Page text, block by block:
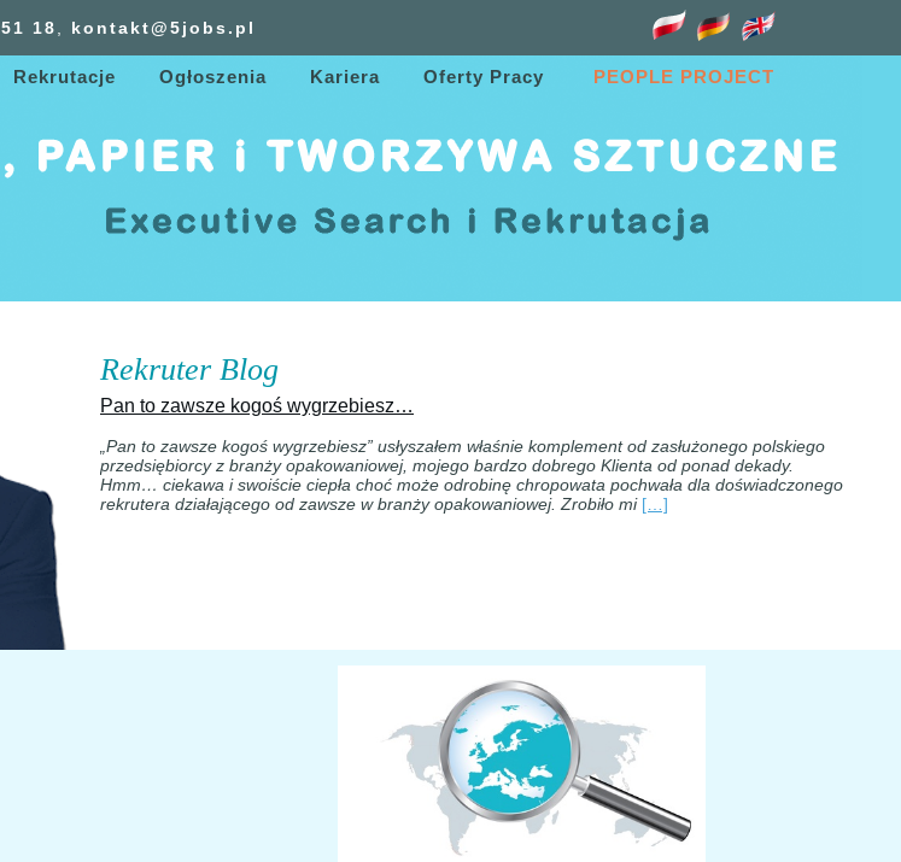
51 18 kontakt@5jobs.pl
Rekrutacje Ogłoszenia Kariera Oferty Pracy PEOPLE PROJECT
Rekruter Blog
Pan to zawsze kogoś wygrzebiesz…
„Pan to zawsze kogoś wygrzebiesz” usłyszałem właśnie komplement od zasłużonego polskiego
przedsiębiorcy z branży opakowaniowej, mojego bardzo dobrego Klienta od ponad dekady.
Hmm… ciekawa i swoiście ciepła choć może odrobinę chropowata pochwała dla doświadczonego
rekrutera działającego od zawsze w branży opakowaniowej. Zrobiło mi […]